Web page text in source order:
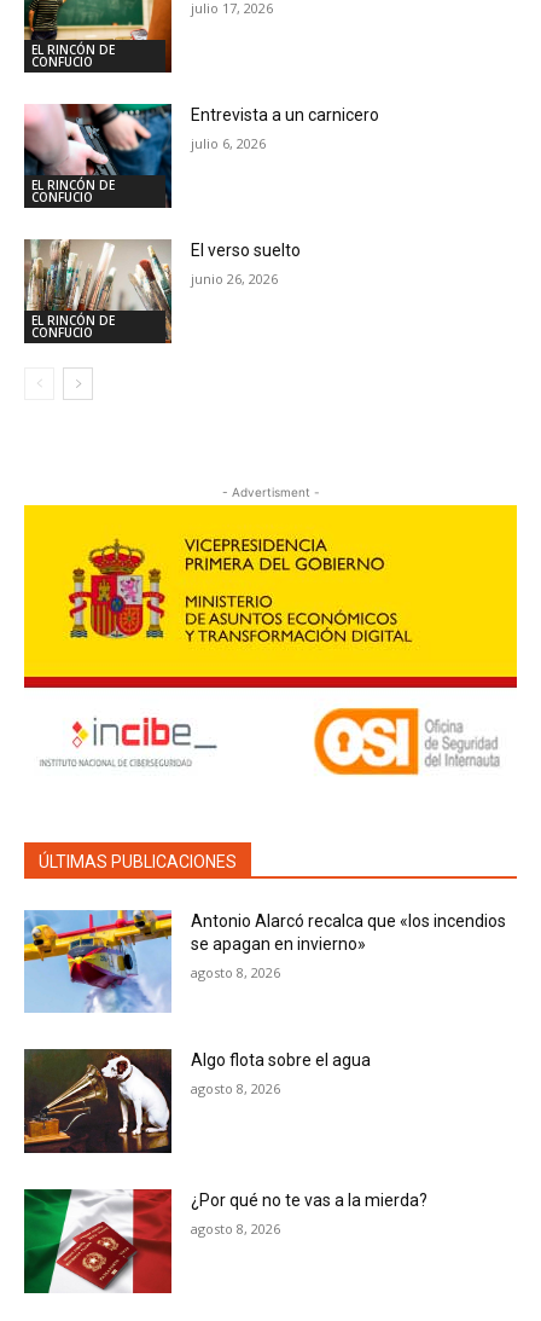
EL RINCÓN DE
CONFUCIO
julio 17, 2026
EL RINCÓN DE
CONFUCIO
Entrevista a un carnicero
julio 6, 2026
EL RINCÓN DE
CONFUCIO
El verso suelto
junio 26, 2026
- Advertisment -
ÚLTIMAS PUBLICACIONES
Antonio Alarcó recalca que «los incendios
se apagan en invierno»
agosto 8, 2026
Algo flota sobre el agua
agosto 8, 2026
¿Por qué no te vas a la mierda?
agosto 8, 2026